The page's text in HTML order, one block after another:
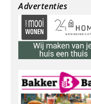
Advertenties